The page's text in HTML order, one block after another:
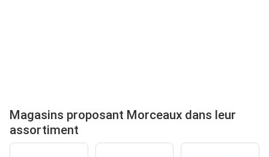
Magasins proposant Morceaux dans leur
assortiment